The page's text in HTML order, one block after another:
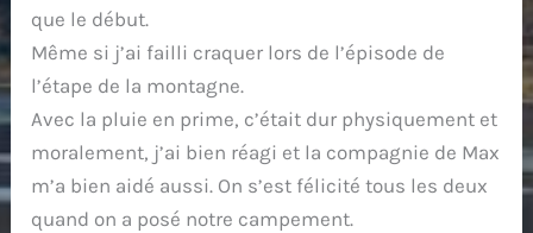
que le début.
Même si j’ai failli craquer lors de l’épisode de
l’étape de la montagne.
Avec la pluie en prime, c’était dur physiquement et
moralement, j’ai bien réagi et la compagnie de Max
m’a bien aidé aussi. On s’est félicité tous les deux
quand on a posé notre campement.